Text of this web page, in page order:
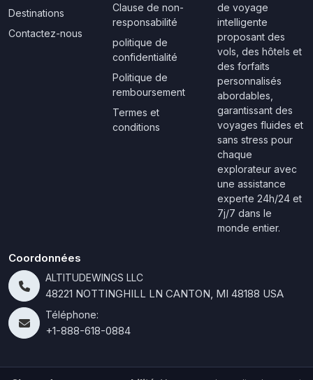
Destinations
Contactez-nous
Clause de non-
responsabilité
politique de
confidentialité
Politique de
remboursement
Termes et
conditions
de voyage
intelligente
proposant des
vols, des hôtels et
des forfaits
personnalisés
abordables,
garantissant des
voyages fluides et
sans stress pour
chaque
explorateur avec
une assistance
experte 24h/24 et
7j/7 dans le
monde entier.
Coordonnées
ALTITUDEWINGS LLC
48221 NOTTINGHILL LN CANTON, MI 48188 USA
Téléphone:
+1-888-618-0884